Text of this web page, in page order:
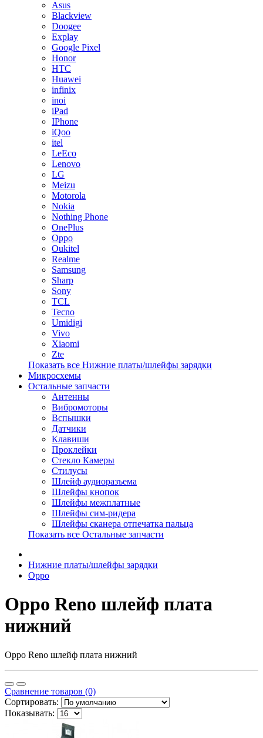
Asus
Blackview
Doogee
Explay
Google Pixel
Honor
HTC
Huawei
infinix
inoi
iPad
IPhone
iQoo
itel
LeEco
Lenovo
LG
Meizu
Motorola
Nokia
Nothing Phone
OnePlus
Oppo
Oukitel
Realme
Samsung
Sharp
Sony
TCL
Tecno
Umidigi
Vivo
Xiaomi
Zte
Показать все Нижние платы/шлейфы зарядки
Микросхемы
Остальные запчасти
Антенны
Вибромоторы
Вспышки
Датчики
Клавиши
Проклейки
Стекло Камеры
Стилусы
Шлейф аудиоразъема
Шлейфы кнопок
Шлейфы межплатные
Шлейфы сим-ридера
Шлейфы сканера отпечатка пальца
Показать все Остальные запчасти
Нижние платы/шлейфы зарядки
Oppo
Oppo Reno шлейф плата
нижний
Oppo Reno шлейф плата нижний
Сравнение товаров (0)
Сортировать:
Показывать: